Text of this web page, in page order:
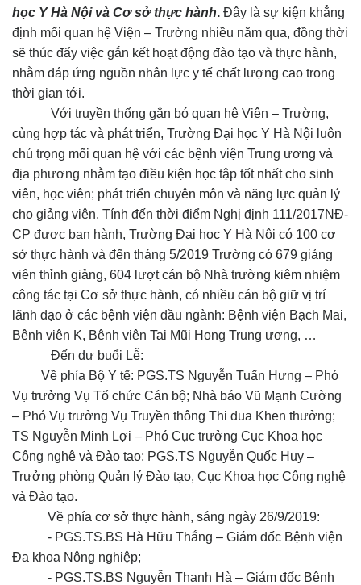
học Y Hà Nội và Cơ sở thực hành. Đây là sự kiện khẳng
định mối quan hệ Viện – Trường nhiều năm qua, đồng thời
sẽ thúc đẩy việc gắn kết hoạt động đào tạo và thực hành,
nhằm đáp ứng nguồn nhân lực y tế chất lượng cao trong
thời gian tới.
Với truyền thống gắn bó quan hệ Viện – Trường,
cùng hợp tác và phát triển, Trường Đại học Y Hà Nội luôn
chú trọng mối quan hệ với các bệnh viện Trung ương và
địa phương nhằm tạo điều kiện học tập tốt nhất cho sinh
viên, học viên; phát triển chuyên môn và năng lực quản lý
cho giảng viên. Tính đến thời điểm Nghị định 111/2017NĐ-
CP được ban hành, Trường Đại học Y Hà Nội có 100 cơ
sở thực hành và đến tháng 5/2019 Trường có 679 giảng
viên thỉnh giảng, 604 lượt cán bộ Nhà trường kiêm nhiệm
công tác tại Cơ sở thực hành, có nhiều cán bộ giữ vị trí
lãnh đạo ở các bệnh viện đầu ngành: Bệnh viện Bạch Mai,
Bệnh viện K, Bệnh viện Tai Mũi Họng Trung ương, …
Đến dự buổi Lễ:
Về phía Bộ Y tế: PGS.TS Nguyễn Tuấn Hưng – Phó
Vụ trưởng Vụ Tổ chức Cán bộ; Nhà báo Vũ Mạnh Cường
– Phó Vụ trưởng Vụ Truyền thông Thi đua Khen thưởng;
TS Nguyễn Minh Lợi – Phó Cục trưởng Cục Khoa học
Công nghệ và Đào tạo; PGS.TS Nguyễn Quốc Huy –
Trưởng phòng Quản lý Đào tạo, Cục Khoa học Công nghệ
và Đào tạo.
Về phía cơ sở thực hành, sáng ngày 26/9/2019:
- PGS.TS.BS Hà Hữu Thắng – Giám đốc Bệnh viện
Đa khoa Nông nghiệp;
- PGS.TS.BS Nguyễn Thanh Hà – Giám đốc Bệnh